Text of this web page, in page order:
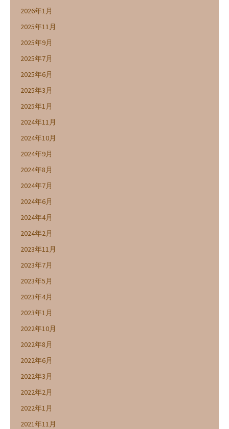
2026年1月
2025年11月
2025年9月
2025年7月
2025年6月
2025年3月
2025年1月
2024年11月
2024年10月
2024年9月
2024年8月
2024年7月
2024年6月
2024年4月
2024年2月
2023年11月
2023年7月
2023年5月
2023年4月
2023年1月
2022年10月
2022年8月
2022年6月
2022年3月
2022年2月
2022年1月
2021年11月